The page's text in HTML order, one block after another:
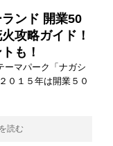
ンド 開業50
攻略ガイド！
も！
ーマパーク「ナガシ
０１５年は開業５０
読む